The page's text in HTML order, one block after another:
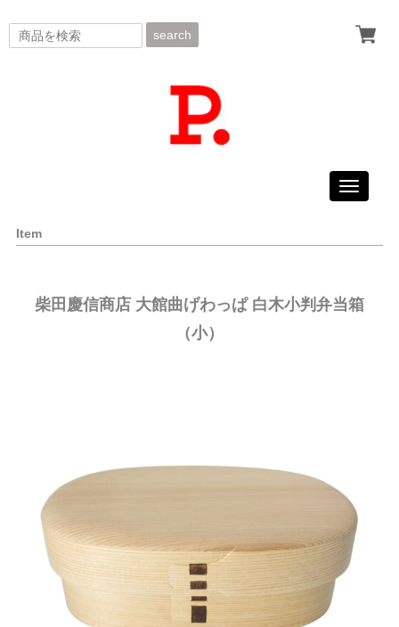
search
Toggle
Item
柴田慶信商店 大館曲げわっぱ 白木小判弁当箱
（小）